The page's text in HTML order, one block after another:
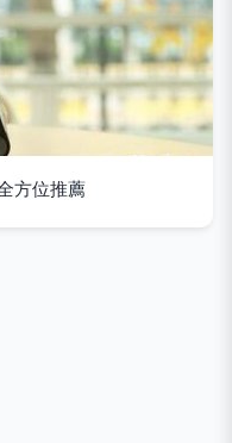
方位推薦